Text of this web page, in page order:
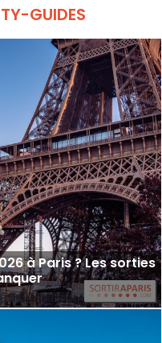
GUIDES
à Paris ? Les sorties